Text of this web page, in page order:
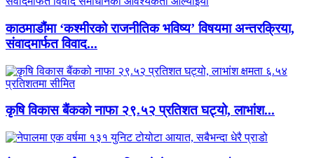
काठमाडौंमा ‘कश्मीरको राजनीतिक भविष्य’ विषयमा अन्तरक्रिया,
संवादमार्फत विवाद...
कृषि विकास बैंकको नाफा २९.५२ प्रतिशत घट्यो, लाभांश...